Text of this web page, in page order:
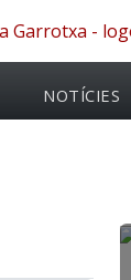
NOTÍCIES